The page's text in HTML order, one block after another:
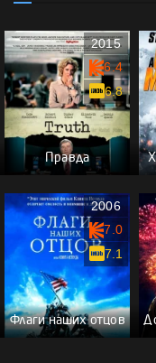
Правда
2015
6.4
6.8
Флаги наших отцов
2006
7.0
7.1